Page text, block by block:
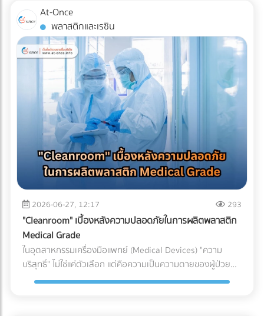
ตั้งแต่แรกหลายเท่าตัว เลือกระบบกันซึมดาดฟ้าอย่างไรให้จบ
ปัญหา? ก่อนที่จะเริ่มงานตกแต่ง (Finishing) พื้นผิวดาดฟ้า คุณ
ควรลงทุนกับการทำ ระบบกันซึม (Waterproofing System) ที่มี
คุณภาพ โดยประเภทที่นิยมใช้สำหรับดาดฟ้ามีดังนี้: อะคริลิกกัน
ซึม (Acrylic Waterproof): เหมาะสำหรับดาดฟ้าทั่วไปที่มีการ
สัญจรไม่หนักมาก มีความยืดหยุ่น ทนทานต่อรังสียูวี และช่วย
สะท้อนความร้อนได้ดี โพลียูรีเทนกันซึม (PU Waterproof): เหมาะ
สำหรับพื้นที่ที่มีน้ำขัง หรือดาดฟ้าที่ต้องการปูพื้นกระเบื้อง/ไม้
เทียมทับ มีความยืดหยุ่นสูงมาก ทนต่อรอยแตกร้าวของอาคารได้
ดีเยี่ยม ป้องกันน้ำซึมผ่านได้ 100% บทสรุป การรีโนเวทดาดฟ้าให้
เป็น Rooftop ที่สวยงามและสร้างกำไรให้ธุรกิจ เป็นไอเดียที่ยอด
เยี่ยม แต่รากฐานที่สำคัญที่สุดของความสวยงามนั้นคือ "ความ
ปลอดภัยและโครงสร้างที่ปกป้องอาคารได้" การให้ความสำคัญกับ
ระบบกันซึม ตั้งแต่ขั้นตอนแรกของการออกแบบ คือการปกป้อง
เงินลงทุนก้อนใหญ่ของคุณ ให้คุณดำเนินธุรกิจได้อย่างสบายใจ
ไม่ต้องหวาดผวาทุกครั้งที่เมฆฝนตั้งเค้ามาอีกต่อไป
ต้องการเดินหน้าเรื่อง Eco-packaging ในอุตสาหกรรมอาหารแช่
แข็ง นี่คือทางออกที่แบรนด์ชั้นนำระดับโลกกำลังปรับใช้: 1. เปลี่ยน
ผ่านสู่ Mono-material PE (พลาสติกชนิดเดียวที่เกิดมาเพื่อ
ความเย็น) วงการอุตสาหกรรมอาหารแช่แข็งในปี 2026 กำลังมุ่ง
หน้าไปที่โครงสร้าง Mono-material PE (Polyethylene) คือการ
ใช้พลาสติกตระกูล PE ทั้งหมดมาทำเป็นถุง เนื่องจาก PE มีจุด
เด่นเรื่องการทนความเย็นจัดได้ดี ไม่กรอบแตก และที่สำคัญคือ
สามารถนำไปรีไซเคิลเข้าสู่ระบบเศรษฐกิจหมุนเวียน (Circular
Economy) ได้ 100% ตอบโจทย์กฎหมายต่างประเทศได้ทันที 2.
ใช้เทคโนโลยี MDO-PE อัปเกรดความเหนียวและป้องกันรอยเจาะ
ทะลุ เพื่อแก้ปัญหาเรื่องความแข็งแรง โรงงานบรรจุภัณฑ์ยุคใหม่จะ
ใช้เทคโนโลยี MDO (Machine Direction Orientation) ในการยืด
(Puncture Resistance) จากมุมแหลมของอาหารแช่แข็ง เช่น
กระดูกหมู กุ้ง หรือเกล็ดน้ำแข็งได้ดีเทียบเท่าการใช้ไนลอนแบบ
ดั้งเดิม 3. กลยุทธ์ Downgauging (รีดความหนา ลดต้นทุน ลด
คาร์บอน) แนวทางรักษ์โลกที่โรงงานทำได้ทันทีโดยไม่ต้องเสี่ยง
เปลี่ยนวัสดุ คือการลดความหนาของฟิล์ม (Downgauging) การ
ใช้เม็ดพลาสติกเกรดพิเศษช่วยให้โรงงานผลิตฟิล์มที่บางลง (เช่น
ลดจาก 100 ไมครอน เหลือ 80 ไมครอน) แต่ยังคงความเหนียว
จริง โลกของการค้าระหว่างประเทศถูกผูกมัดด้วยกฎหมายและข้อ
บังคับที่ซับซ้อน การพยายามประหยัดงบหลักพันในการจ้างผู้
เชี่ยวชาญ อาจนำไปสู่ "ต้นทุนแฝงและค่าปรับหลักล้าน" ที่สามารถ
ทำให้ธุรกิจสะดุดจนถึงขั้นวิกฤตได้ นี่คือบทเรียนราคาแพงและ
ความเสี่ยงระดับโครงสร้าง ที่ธุรกิจต้องแบกรับเมื่อตัดสินใจ
จัดการเอกสารและพิกัดศุลกากรด้วยตัวเอง 3 สิ่งที่ไม่อยากให้เกิด
เมื่อการจัดการเอกสารศุลกากรผิดพลาด 1. การสำแดง "พิกัด
ศุลกากร (HS Code)" ผิดพลาด HS Code (Harmonized
System Code) คือรหัสตัวเลขสากลที่ใช้แยกประเภทสินค้าทั่วโลก
ซึ่งรหัสนี้จะเป็นตัวกำหนดอัตราภาษีนำเข้า-ส่งออกที่ธุรกิจต้อง
จ่าย การตีความ HS Code ไม่ใช่เรื่องตรงไปตรงมา สินค้าหนึ่งชิ้น
อาจเข้าข่ายพิกัดได้หลายหมวดหมู่ขึ้นอยู่กับวัสดุหรือการใช้งาน
(เช่น ชิ้นส่วนพลาสติกทั่วไป vs. ชิ้นส่วนพลาสติกสำหรับเครื่อง
มือแพทย์) หากระบุพิกัดผิด (สำแดงภาษีต่ำกว่าความเป็นจริง): แม้
จะเกิดจากความไม่รู้ แต่ในมุมของศุลกากรจะถือเป็นการ "หลีก
เลี่ยงภาษี" ธุรกิจอาจโดนกักตู้สินค้า (Customs Hold) โดนยึด
ของ และถูกเรียกเก็บภาษีย้อนหลังพร้อมค่าปรับที่สูงกว่ามูลค่า
สินค้าหลายเท่าตัว ซึ่งศุลกากรมีสิทธิ์ตรวจสอบย้อนหลังได้สูงสุด
ถึง 10 ปี หากระบุพิกัดผิด (สำแดงภาษีสูงเกินจริง): ธุรกิจจะต้อง
จ่ายภาษีแพงกว่าที่ควรจะเป็น ทำให้ต้นทุนสินค้าสูงขึ้นและสูญเสีย
At-Once
พลาสติกและเรซิน
2026-06-27, 12:17 293
"Cleanroom" เบื้องหลังความปลอดภัยในการผลิตพลาสติก
Medical Grade
ในอุตสาหกรรมเครื่องมือแพทย์ (Medical Devices) "ความ
บริสุทธิ์" ไม่ใช่แค่ตัวเลือก แต่คือความเป็นความตายของผู้ป่วย
แม้ว่านักวิศวกรรมวัสดุจะสามารถคิดค้นเม็ดพลาสติกเกรด